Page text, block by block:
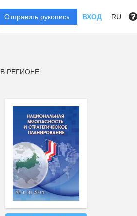
Отправить рукопись ВХОД RU
РЕГИОНЕ: